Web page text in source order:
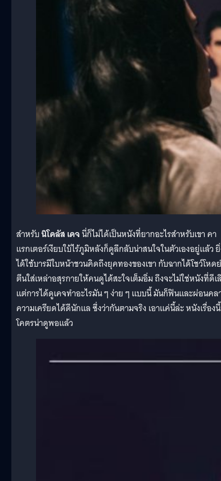
สำหรับนิโคลัส เคจนี่ก็ไม่ได้เป็นหนังที่ยากอะไรสำหรับเขา คา
แรกเตอร์เงียบใบ้ไร้ภูมิหลังก็ดูลึกลับน่าสนใจในตัวเองอยู่แล้ว
ได้ใช้บารมีใบหน้าชวนคิดถึงยุคทองของเขา กับฉากได้โชว์โหด
ตีนใส่เหล่าอสุรกายให้คนดูได้สะใจเต็มอิ่ม ถึงจะไม่ใช่หนังที่ดีเ
แต่การได้ดูเคจทำอะไรมัน ๆ ง่าย ๆ แบบนี้ มันก็ฟินและผ่อนคล
ความเครียดได้ดีนักแล ซึ่งว่ากันตามจริง เอาแค่นี้ล่ะ หนังเรื่อง
โคตรน่าดูพอแล้ว